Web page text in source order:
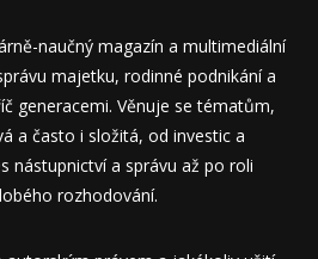
naučný magazín a multimediální
majetku, rodinné podnikání a
generacemi. Věnuje se tématům,
a často i složitá, od investic a
nástupnictví a správu až po roli
rozhodování.